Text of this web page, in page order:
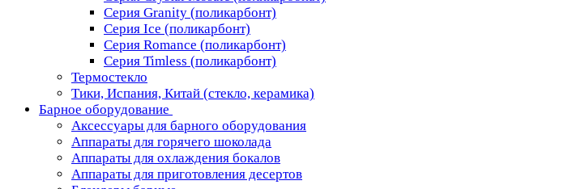
Серия Granity (поликарбонт)
Серия Ice (поликарбонт)
Серия Romance (поликарбонт)
Серия Timless (поликарбонт)
Термостекло
Тики, Испания, Китай (стекло, керамика)
Барное оборудование
Аксессуары для барного оборудования
Аппараты для горячего шоколада
Аппараты для охлаждения бокалов
Аппараты для приготовления десертов